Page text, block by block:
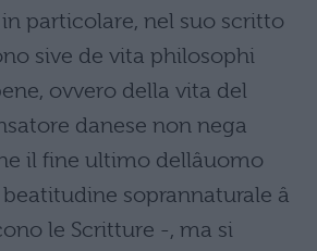
particolare, nel suo scritto
sive de vita philosophi
ovvero della vita del
danese non nega
il fine ultimo dellâuomo
soprannaturale â
le Scritture -, ma si